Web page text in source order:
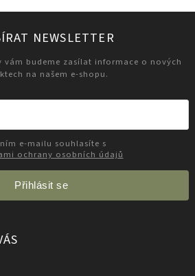
NEWSLETTER
vám budeme zasílat informace o nových
na našem e-shopu.
ochrany osobních údajů
Přihlásit se